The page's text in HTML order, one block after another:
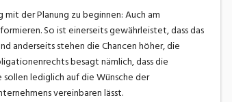
der Planung zu beginnen: Auch am
So ist einerseits gewährleistet, dass das
anderseits stehen die Chancen höher, die
besagt nämlich, dass die
lediglich auf die Wünsche der
vereinbaren lässt.